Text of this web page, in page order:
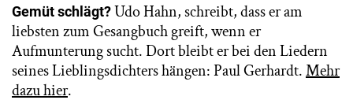
Gemüt schlägt?Udo Hahn, schreibt, dass er am
liebsten zum Gesangbuch greift, wenn er
Aufmunterung sucht. Dort bleibt er bei den Liedern
seines Lieblingsdichters hängen: Paul Gerhardt.Mehr
dazu hier.